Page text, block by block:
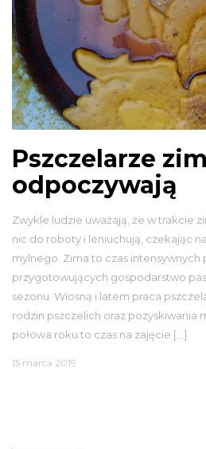
Pszczelarze
odpoczywają
Zwykle ludzie uważają, że w trakcie
nic do roboty i leniuchują, czekając
mylnego. Zima to czas intensywnych
przygotowujących gospodarstwo
sezonu. Wiosną i latem praca
rodzin pszczelich oraz pozyskiwania
połowa roku to czas na zajęcie […]
15 marca 2019